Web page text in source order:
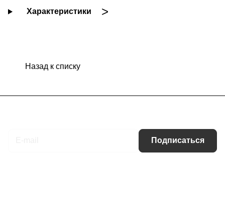
Характеристики
Назад к списку
Подписаться